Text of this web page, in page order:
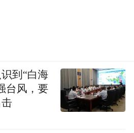
到“白海
台风，要